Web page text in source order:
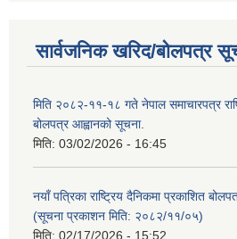
सार्वजनिक खरिद/बोलपत्र
मिति २०८२-११-१८ गते नेपाल समाचारपत्र
बोलपत्र आह्वानको सूचना.
मिति: 03/02/2026 - 16:45
नयाँ पत्रिका राष्ट्रिय दैनिकमा प्रकाशित
(सूचना प्रकाशन मिति: २०८२/११/०५)
मिति: 02/17/2026 - 15:52